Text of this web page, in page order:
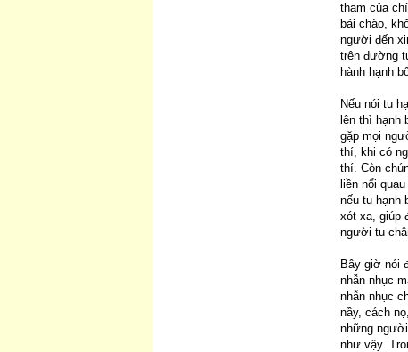
tham của
bái chào,
người đến
trên đường
hành hạnh
Nếu nói tu
lên thì hạnh
gặp mọi
thí, khi có
thí. Còn
liền nổi
nếu tu hạnh
xót xa, giúp
người tu
Bây giờ nói
nhẫn nhục
nhẫn nhục
nầy, cách
những
như vậy.